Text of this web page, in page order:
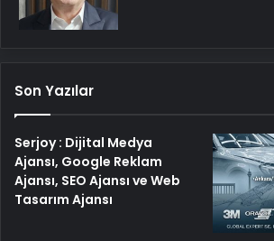
Son Yazılar
Serjoy : Dijital Medya
Ajansı, Google Reklam
Ajansı, SEO Ajansı ve Web
Tasarım Ajansı